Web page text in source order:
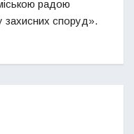
радою
захисних споруд».